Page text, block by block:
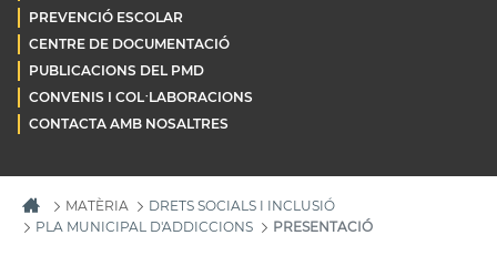
PREVENCIÓ ESCOLAR
CENTRE DE DOCUMENTACIÓ
PUBLICACIONS DEL PMD
CONVENIS I COL·LABORACIONS
CONTACTA AMB NOSALTRES
MATÈRIA
DRETS SOCIALS I INCLUSIÓ
PLA MUNICIPAL D'ADDICCIONS
PRESENTACIÓ